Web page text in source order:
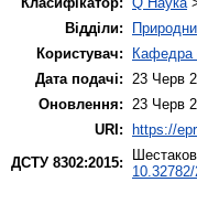
Відділи:
Користувач:
Кафедра
Дата подачі:
23 Черв
Оновлення:
23 Черв
URI: https://
ДСТУ 8302:2015: